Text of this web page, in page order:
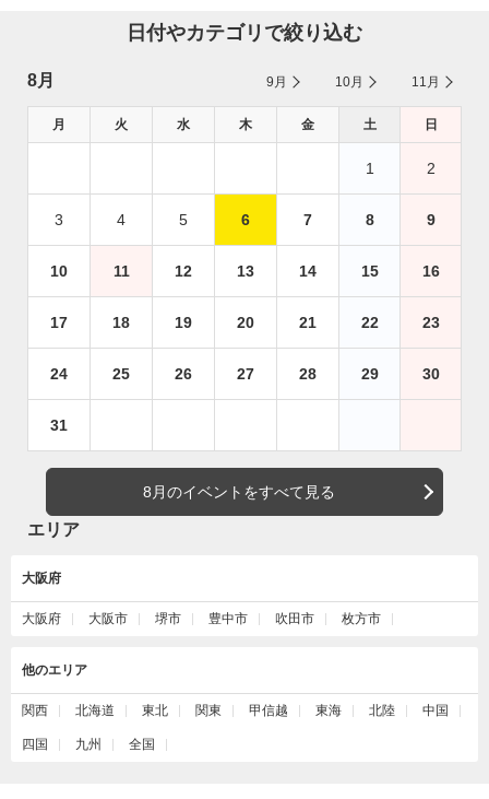
日付やカテゴリで絞り込む
8月 9月 10月 11月
月 火 水 木 金 土 日
1 2
3 4 5 6 7 8 9
10 11 12 13 14 15 16
17 18 19 20 21 22 23
24 25 26 27 28 29 30
31
8月のイベントをすべて見る
エリア
大阪府
大阪府 大阪市 堺市 豊中市 吹田市 枚方市
他のエリア
関西 北海道 東北 関東 甲信越 東海 北陸 中国
四国 九州 全国